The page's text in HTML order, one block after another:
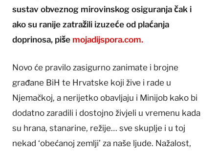
sustav obveznog mirovinskog osiguranja čak i
ako su ranije zatražili izuzeće od plaćanja
doprinosa, piše mojadijspora.com.
Novo će pravilo zasigurno zanimate i brojne
građane BiH te Hrvatske koji žive i rade u
Njemačkoj, a nerijetko obavljaju i Minijob kako bi
dodatno zaradili i dostojno živjeli u vremenu kada
su hrana, stanarine, režije… sve skuplje i u toj
nekad ‘obećanoj zemlji’ za naše ljude. Nažalost,